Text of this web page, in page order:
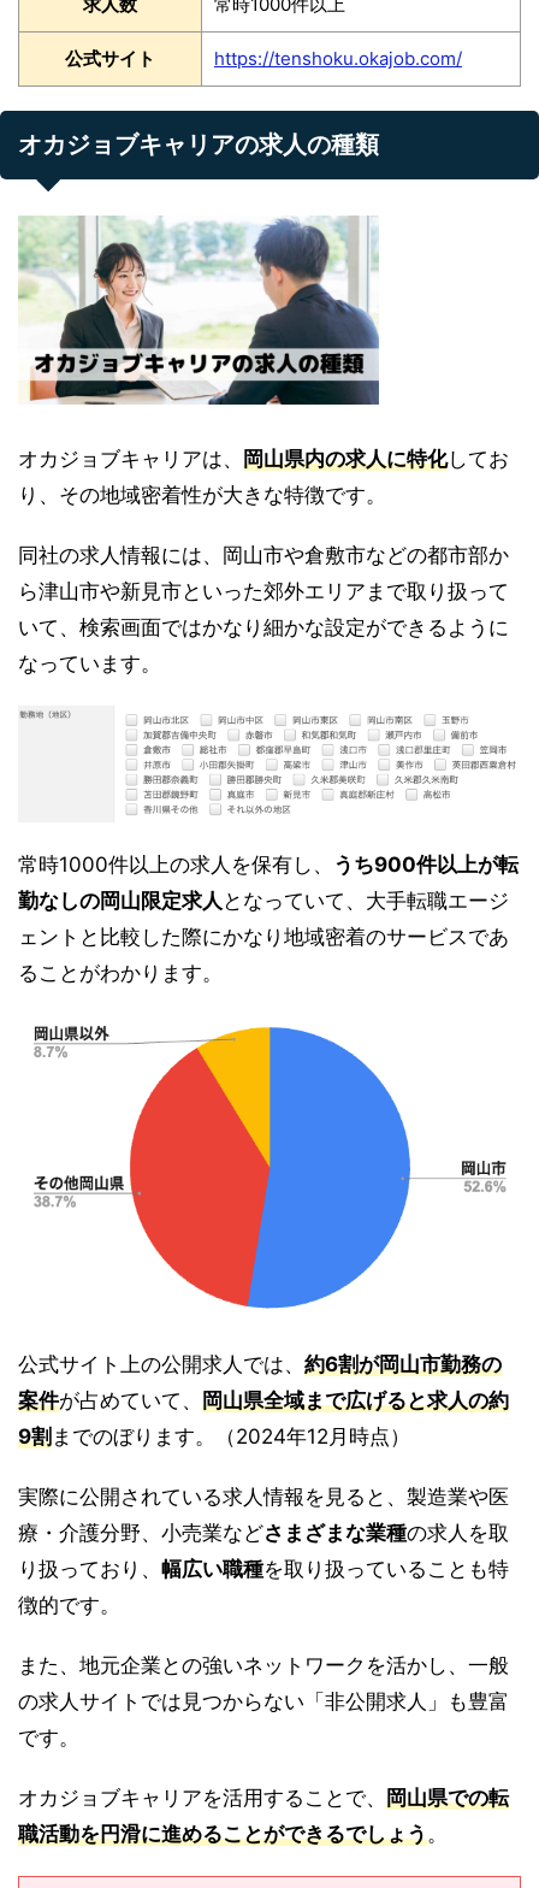
公式サイト https://tenshoku.okajob.com/
オカジョブキャリアの求人の種類
オカジョブキャリアは、 岡山県内の求人に特化してお
り、その地域密着性が大きな特徴です。
同社の求人情報には、岡山市や倉敷市などの都市部か
ら津山市や新見市といった郊外エリアまで取り扱って
いて、検索画面ではかなり細かな設定ができるように
なっています。
常時1000件以上の求人を保有し、 うち900件以上が転
勤なしの岡山限定求人 となっていて、大手転職エージ
ェントと比較した際にかなり地域密着のサービスであ
ることがわかります。
公式サイト上の公開求人では、 約6割が岡山市勤務の
案件が占めていて、 岡山県全域まで広げると求人の約
9割 までのぼります。（2024年12月時点）
実際に公開されている求人情報を見ると、製造業や医
療・介護分野、小売業などさまざまな業種の求人を取
り扱っており、 幅広い職種を取り扱っていることも特
徴的です。
また、地元企業との強いネットワークを活かし、一般
の求人サイトでは見つからない「非公開求人」も豊富
です。
オカジョブキャリアを活用することで、 岡山県での転
職活動を円滑に進めることができるでしょう。